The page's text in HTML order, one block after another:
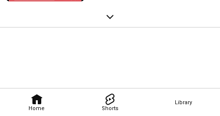
Home Shorts
Library